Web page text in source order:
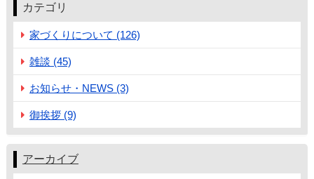
カテゴリ
家づくりについて (126)
雑談 (45)
お知らせ・NEWS (3)
御挨拶 (9)
アーカイブ